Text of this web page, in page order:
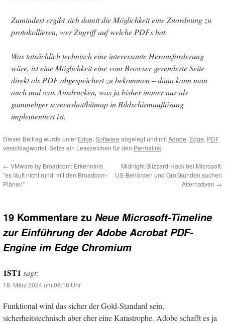
Zumindest ergibt sich damit die Möglichkeit eine Zuordnung zu
protokollieren, wer Zugriff auf welche PDFs hat.
Was tatsächlich technisch eine interessante Herausforderung
wäre, ist eine Möglichkeit eine vom Browser gerenderte Seite
direkt als PDF abgespeichert zu bekommen – dann kann man
auch mal was Ausdrucken, was ja bisher immer nur als
gammeliger screenshot/bitmap in Bildschirmauflösung
implementiert ist.
Dieser Beitrag wurde unter Edge, Software abgelegt und mitAdobe, Edge, PDF
verschlagwortet. Setze ein Lesezeichen für den Permalink.
← VMware by Broadcom: Erkenntnis
"es läuft nicht rund, mit den Broadcom-
Plänen"
Midnight Blizzard-Hack bei Microsoft:
US-Behörden und Großkunden suchen
Alternativen →
19 Kommentare zu Neue Microsoft-Timeline
zur Einführung der Adobe Acrobat PDF-
Engine im Edge Chromium
1ST1 sagt:
18. März 2024 um 08:18 Uhr
Funktional wird das sicher der Gold-Standard sein,
sicherheitstechnisch aber eher eine Katastrophe. Adobe schafft es ja